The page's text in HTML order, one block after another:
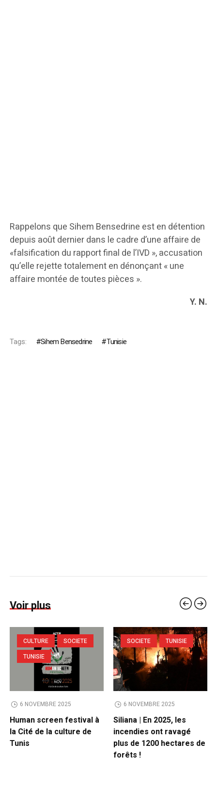
Rappelons que Sihem Bensedrine est en détention
depuis août dernier dans le cadre d’une affaire de
«falsification du rapport final de l’IVD », accusation
qu’elle rejette totalement en dénonçant « une
affaire montée de toutes pièces ».
Y. N.
Tags: Sihem Bensedrine Tunisie
Voir plus
CULTURE
SOCIETE
TUNISIE
6 NOVEMBRE 2025
Human screen festival à
la Cité de la culture de
Tunis
SOCIETE TUNISIE
6 NOVEMBRE 2025
Siliana | En 2025, les
incendies ont ravagé
plus de 1200 hectares de
forêts !